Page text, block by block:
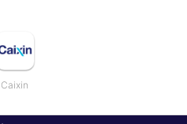
Caixin